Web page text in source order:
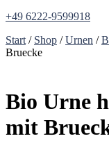
+49 6222-9599918
Start / Shop /Urnen /
Bruecke
Bio Urne
mit